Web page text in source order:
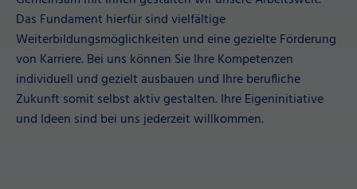
Das Fundament hierfür sind vielfältige
Weiterbildungsmöglichkeiten und eine gezielte Förderung
von Karriere. Bei uns können Sie Ihre Kompetenzen
individuell und gezielt ausbauen und Ihre berufliche
Zukunft somit selbst aktiv gestalten. Ihre Eigeninitiative
und Ideen sind bei uns jederzeit willkommen.